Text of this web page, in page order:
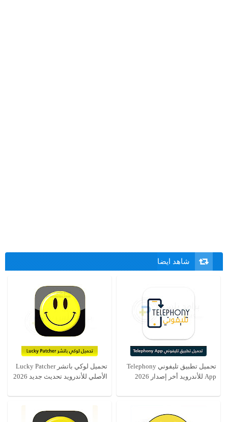
شاهد ايضا
تحميل تطبيق تليفوني Telephony
App للأندرويد أخر إصدار 2026
تحميل لوكي باتشر Lucky Patcher
الأصلي للأندرويد تحديث جديد 2026